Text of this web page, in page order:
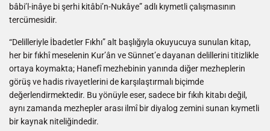
bâbi’l-inâye bi şerhi kitâbi’n-Nukâye” adlı kıymetli çalışmasının
tercümesidir.
“Delilleriyle İbadetler Fıkhı” alt başlığıyla okuyucuya sunulan kitap,
her bir fıkhî meselenin Kur’ân ve Sünnet’e dayanan delillerini titizlikle
ortaya koymakta; Hanefî mezhebinin yanında diğer mezheplerin
görüş ve hadis rivayetlerini de karşılaştırmalı biçimde
değerlendirmektedir. Bu yönüyle eser, sadece bir fıkıh kitabı değil,
aynı zamanda mezhepler arası ilmî bir diyalog zemini sunan kıymetli
bir kaynak niteliğindedir.